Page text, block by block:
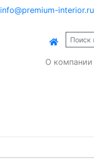
info@premium-interior.ru
О компании